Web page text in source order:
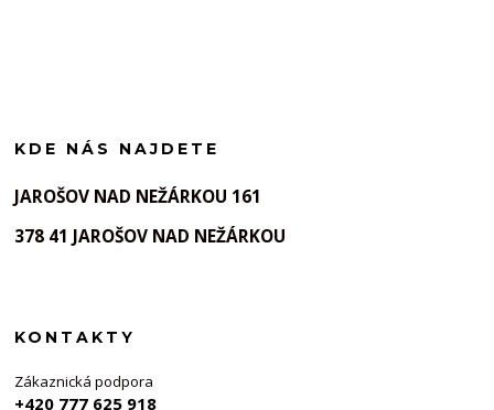
KDE NÁS NAJDETE
JAROŠOV NAD NEŽÁRKOU 161
378 41 JAROŠOV NAD NEŽÁRKOU
KONTAKTY
Zákaznická podpora
+420 777 625 918